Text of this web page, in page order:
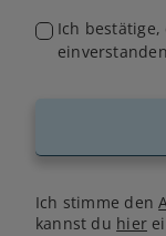
Ich
Ich stimme den
kannst du hier